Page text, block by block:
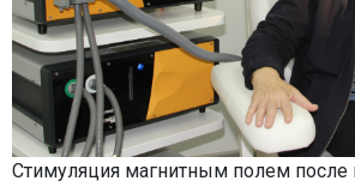
Стимуляция магнитным полем после